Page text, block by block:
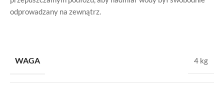
odprowadzany na zewnątrz.
WAGA 4 kg